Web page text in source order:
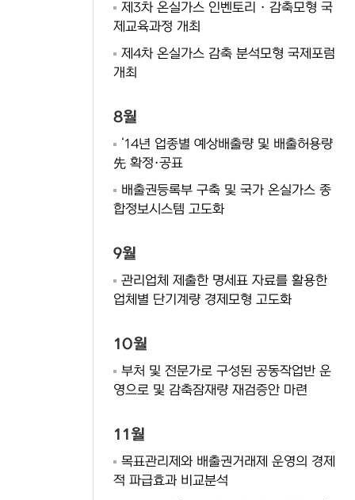
제3차 온실가스 인벤토리 · 감축모형 국
제교육과정 개최
제4차 온실가스 감축 분석모형 국제포럼
개최
8월
‘14년 업종별 예상배출량 및 배출허용량
先 확정·공표
배출권등록부 구축 및 국가 온실가스 종
합정보시스템 고도화
9월
관리업체 제출한 명세표 자료를 활용한
업체별 단기계량 경제모형 고도화
10월
부처 및 전문가로 구성된 공동작업반 운
영으로 및 감축잠재량 재검증안 마련
11월
목표관리제와 배출권거래제 운영의 경제
적 파급효과 비교분석